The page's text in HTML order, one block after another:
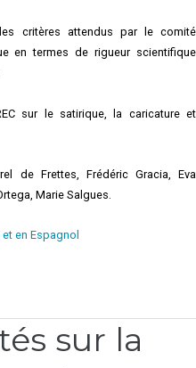
critères attendus par le comité
en termes de rigueur scientifique
sur le satirique, la caricature et
de Frettes, Frédéric Gracia, Eva
Marie Salgues.
en Espagnol
sur la